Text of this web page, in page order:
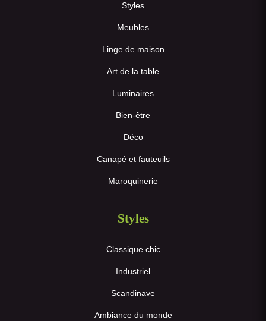
Styles
Meubles
Linge de maison
Art de la table
Luminaires
Bien-être
Déco
Canapé et fauteuils
Maroquinerie
Styles
Classique chic
Industriel
Scandinave
Ambiance du monde